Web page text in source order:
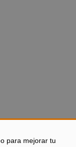
para mejorar tu